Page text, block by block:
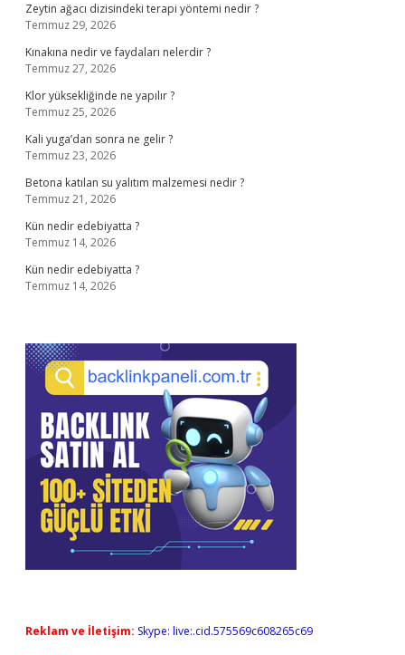
Zeytin ağacı dizisindeki terapi yöntemi nedir ?
Temmuz 29, 2026
Kınakına nedir ve faydaları nelerdir ?
Temmuz 27, 2026
Klor yüksekliğinde ne yapılır ?
Temmuz 25, 2026
Kali yuga’dan sonra ne gelir ?
Temmuz 23, 2026
Betona katılan su yalıtım malzemesi nedir ?
Temmuz 21, 2026
Kün nedir edebiyatta ?
Temmuz 14, 2026
Kün nedir edebiyatta ?
Temmuz 14, 2026
Reklam ve İletişim: Skype: live:.cid.575569c608265c69